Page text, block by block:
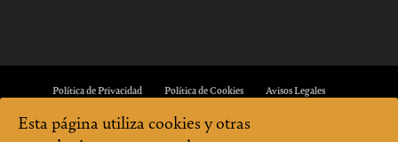
Política de Privacidad Política de Cookies Avisos Legales
Esta página utiliza cookies y otras